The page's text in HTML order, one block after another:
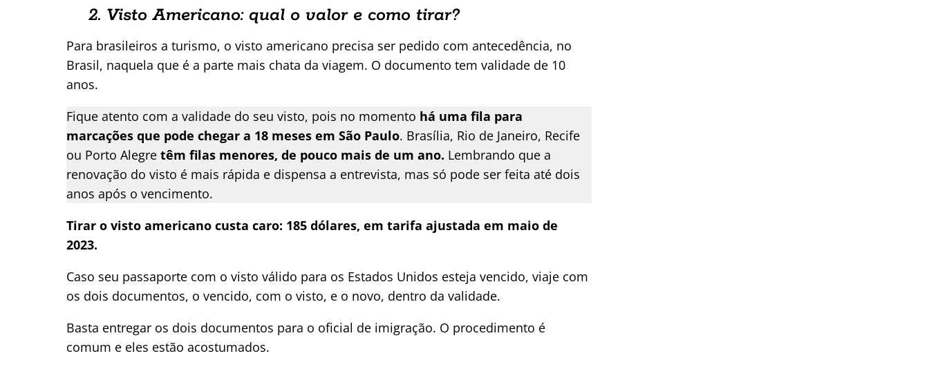
2. Visto Americano: qual o valor e como tirar?
Para brasileiros a turismo, o visto americano precisa ser pedido com antecedência, no
Brasil, naquela que é a parte mais chata da viagem. O documento tem validade de 10
anos.
Fique atento com a validade do seu visto, pois no momento há uma fila para
marcações que pode chegar a 18 meses em São Paulo. Brasília, Rio de Janeiro, Recife
ou Porto Alegre têm filas menores, de pouco mais de um ano. Lembrando que a
renovação do visto é mais rápida e dispensa a entrevista, mas só pode ser feita até dois
anos após o vencimento.
Tirar o visto americano custa caro: 185 dólares, em tarifa ajustada em maio de
2023.
Caso seu passaporte com o visto válido para os Estados Unidos esteja vencido, viaje com
os dois documentos, o vencido, com o visto, e o novo, dentro da validade.
Basta entregar os dois documentos para o oficial de imigração. O procedimento é
comum e eles estão acostumados.